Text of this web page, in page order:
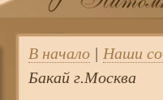
В начало
Наши
Бакай г.Москва